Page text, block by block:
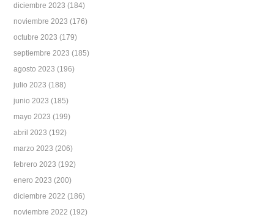
diciembre 2023 (184)
noviembre 2023 (176)
octubre 2023 (179)
septiembre 2023 (185)
agosto 2023 (196)
julio 2023 (188)
junio 2023 (185)
mayo 2023 (199)
abril 2023 (192)
marzo 2023 (206)
febrero 2023 (192)
enero 2023 (200)
diciembre 2022 (186)
noviembre 2022 (192)